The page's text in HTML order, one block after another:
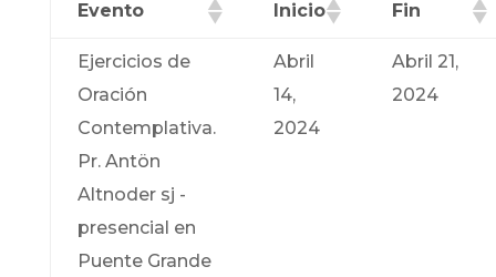
Evento Inicio Fin
Ejercicios de
Oración
Contemplativa.
Pr. Antön
Altnoder sj -
presencial en
Puente Grande
Abril
14,
2024
Abril 21,
2024